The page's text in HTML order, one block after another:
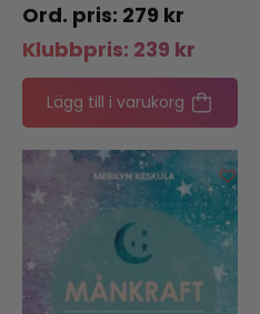
279 kr
Klubbpris: 239 kr
Lägg till i varukorg